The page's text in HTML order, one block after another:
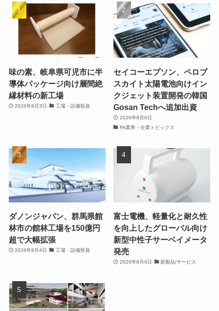
味の素、岐阜県可児市に半
導体パッケージ向け層間絶
縁材料の新工場
2026年8月3日 工場・設備投資
セイコーエプソン、ペロブ
スカイト太陽電池向けイン
クジェット装置開発の韓国
Gosan Techへ追加出資
2026年8月6日
FA業界・企業トピックス
ダノンジャパン、群馬県館
林市の館林工場を150億円
超で大幅拡張
2026年8月4日 工場・設備投資
富士電機、軽量化と耐久性
を向上したグローバル向け
新型中性子サーベイメータ
発売
2026年8月6日 新製品/サービス